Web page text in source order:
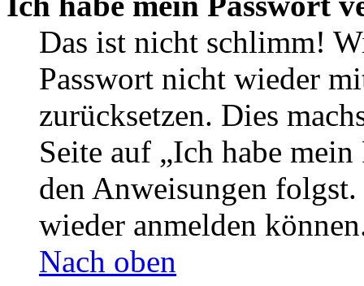
Das ist nicht schlimm!
Passwort nicht wieder
zurücksetzen. Dies
Seite auf „Ich habe
den Anweisungen
wieder anmelden
Nach oben